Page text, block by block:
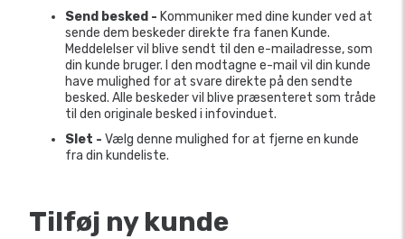
Send besked - Kommuniker med dine kunder ved at
sende dem beskeder direkte fra fanen Kunde.
Meddelelser vil blive sendt til den e-mailadresse, som
din kunde bruger. I den modtagne e-mail vil din kunde
have mulighed for at svare direkte på den sendte
besked. Alle beskeder vil blive præsenteret som tråde
til den originale besked i infovinduet.
Slet - Vælg denne mulighed for at fjerne en kunde
fra din kundeliste.
Tilføj ny kunde